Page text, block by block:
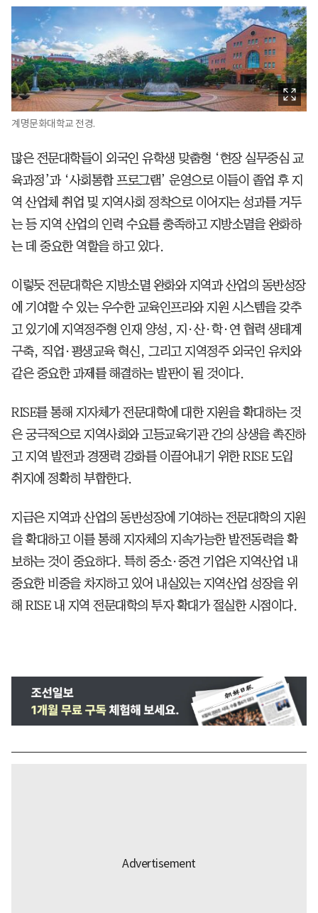
계명문화대학교 전경.
많은 전문대학들이 외국인 유학생 맞춤형 ‘현장 실무중심 교
육과정’과 ‘사회통합 프로그램’ 운영으로 이들이 졸업 후 지
역 산업체 취업 및 지역사회 정착으로 이어지는 성과를 거두
는 등 지역 산업의 인력 수요를 충족하고 지방소멸을 완화하
는 데 중요한 역할을 하고 있다.
이렇듯 전문대학은 지방소멸 완화와 지역과 산업의 동반성장
에 기여할 수 있는 우수한 교육인프라와 지원 시스템을 갖추
고 있기에 지역정주형 인재 양성, 지·산·학·연 협력 생태계
구축, 직업·평생교육 혁신, 그리고 지역정주 외국인 유치와
같은 중요한 과제를 해결하는 발판이 될 것이다.
RISE를 통해 지자체가 전문대학에 대한 지원을 확대하는 것
은 궁극적으로 지역사회와 고등교육기관 간의 상생을 촉진하
고 지역 발전과 경쟁력 강화를 이끌어내기 위한 RISE 도입
취지에 정확히 부합한다.
지금은 지역과 산업의 동반성장에 기여하는 전문대학의 지원
을 확대하고 이를 통해 지자체의 지속가능한 발전동력을 확
보하는 것이 중요하다. 특히 중소·중견 기업은 지역산업 내
중요한 비중을 차지하고 있어 내실있는 지역산업 성장을 위
해 RISE 내 지역 전문대학의 투자 확대가 절실한 시점이다.